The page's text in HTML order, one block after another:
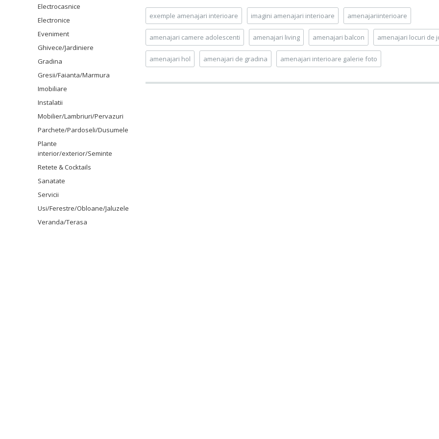
Electrocasnice
Electronice
Eveniment
Ghivece/Jardiniere
Gradina
Gresii/Faianta/Marmura
Imobiliare
Instalatii
Mobilier/Lambriuri/Pervazuri
Parchete/Pardoseli/Dusumele
Plante
interior/exterior/Seminte
Retete & Cocktails
Sanatate
Servicii
Usi/Ferestre/Obloane/Jaluzele
Veranda/Terasa
exemple amenajari interioare imagini amenajari interioare amenajariinterioare
amenajari camere adolescenti amenajari living amenajari balcon amenajari locuri de
amenajari hol amenajari de gradina amenajari interioare galerie foto